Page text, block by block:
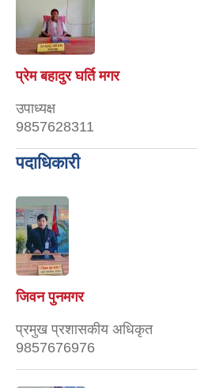
प्रेम बहादुर घर्ति मगर
उपाध्यक्ष
9857628311
पदाधिकारी
जिवन पुनमगर
प्रमुख प्रशासकीय अधिकृत
9857676976